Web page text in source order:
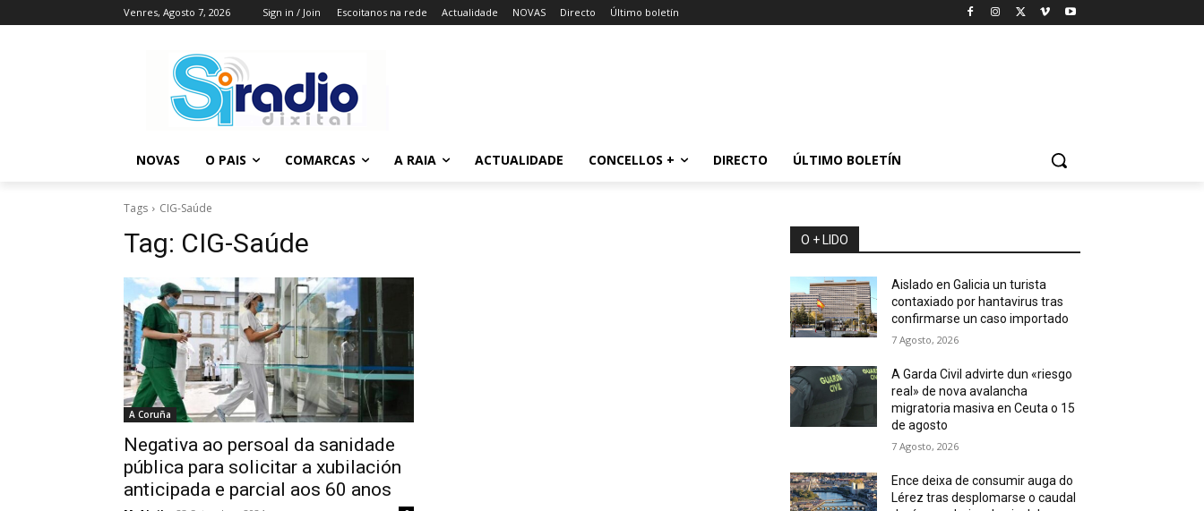
Venres, Agosto 7, 2026 Sign in / Join Escoitanos na rede Actualidade NOVAS Directo Último boletín
NOVAS O PAIS COMARCAS A RAIA ACTUALIDADE CONCELLOS + DIRECTO ÚLTIMO BOLETÍN
Tags CIG-Saúde
Tag: CIG-Saúde
A Coruña
Negativa ao persoal da sanidade
pública para solicitar a xubilación
anticipada e parcial aos 60 anos
O + LIDO
Aislado en Galicia un turista
contaxiado por hantavirus tras
confirmarse un caso importado
7 Agosto, 2026
A Garda Civil advirte dun «riesgo
real» de nova avalancha
migratoria masiva en Ceuta o 15
de agosto
7 Agosto, 2026
Ence deixa de consumir auga do
Lérez tras desplomarse o caudal